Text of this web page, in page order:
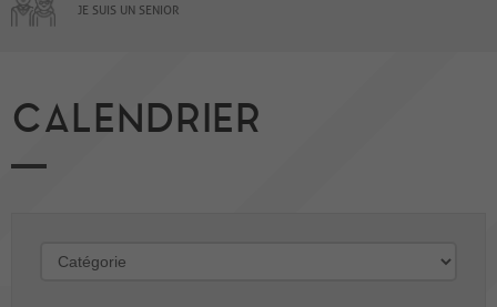
JE SUIS UN SENIOR
CALENDRIER